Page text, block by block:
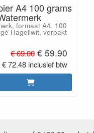
A4 100 grams
formaat A4, 100
Hagellwit, verpakt
€ 69.00 € 59.90
€ 72.48 inclusief btw